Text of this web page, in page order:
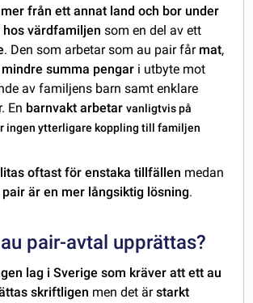
från ett annat land och bor under
värdfamiljen som en del av ett
. Den som arbetar som au pair får mat,
mindre summa pengar i utbyte mot
av familjens barn samt enklare
En barnvakt arbetarvanligtvis på
ingen ytterligare koppling till familjen
oftast för enstaka tillfällen medan
pair är en mer långsiktig lösning.
pair-avtal upprättas?
lag i Sverige som kräver att ett au
skriftligen men det ärstarkt